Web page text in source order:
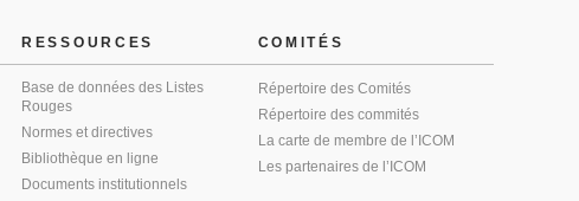
RESSOURCES
Base de données des Listes
Rouges
Normes et directives
Bibliothèque en ligne
Documents institutionnels
COMITÉS
Répertoire des Comités
Répertoire des commités
La carte de membre de l’ICOM
Les partenaires de l’ICOM